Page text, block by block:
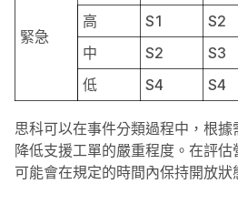
緊急
高
S1 S2
中
S2 S3
低
S4 S4
思科可以在事件分類過程中，根
降低支援工單的嚴重程度。在評
可能會在規定的時間內保持開放狀